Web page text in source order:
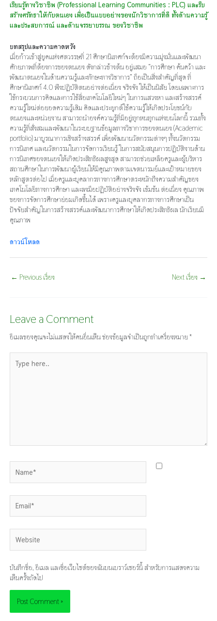
เรียนรู้ทางวิชาชีพ (Professional Learning Communities : PLC) และรีบ
สร้างศรัทธาให้กับตนเอง เพื่อเป็นแบบอย่างของนักวิชาการที่ดี ทั้งด้านความรู้
และประสบการณ์ และด้านจรรยาบรรณ ของวิชาชีพ
บทสรุปและความคาดหวัง
เมื่อก้าวเข้าสู่ยุคแห่งศตวรรษที่ 21 ศึกษานิเทศก์จะต้องมีความมุ่งมั่นและพัฒนา
ศักยภาพที่ต้องการของตนเอง ดังกล่าวข้างต้น อยู่เสมอ “การศึกษา ค้นคว้า และ
พัฒนาตนเองในด้านความรู้และทักษะทางวิชาการ” ถือเป็นสิ่งสำคัญที่สุด ที่
ศึกษานิเทศก์ 4.0 พึงปฏิบัติตนอย่างต่อเนื่อง จริงจัง ให้เป็นนิสัย โดยเฉพาะการ
ใช้กระบวนการคิดและการใช้สื่อเทคโนโลยีใหม่ๆ ในการแสวงหา และสร้างสรรค์
ความรู้ใหม่ต่อยอดความรู้เดิม คิดและประยุกต์ใช้ความรู้ให้เกิดประโยชน์กับ
ตนเองและหน่วยงาน สามารถนำองค์ความรู้ที่มีอยู่ทุกหนทุกแห่งบนโลกนี้ รวมทั้ง
ความรู้ที่สั่งสมและพัฒนาในระบบฐานข้อมูลทางวิชาการของตนเอง (Academic
portfolio) มาบูรณาการเชิงสร้างสรรค์ เพื่อพัฒนานวัตกรรมต่างๆ ทั้งนวัตกรรม
การนิเทศ และนวัตกรรมในการจัดการเรียนรู้ ในการสนับสนุนการปฏิบัติงานด้าน
การนิเทศของตนเองให้เกิดประสิทธิผลสูงสุด สามารถช่วยเหลือครูและผู้บริหาร
สถานศึกษาในการพัฒนาผู้เรียนให้มีคุณภาพตามเจตนารมย์และเป้าหมายของ
หลักสูตรต่อไป เมื่อครูและบุคลากรทางการศึกษาตระหนักถึงความสำคัญของ
เทคโนโลยีทางการศึกษา และลงมือปฏิบัติอย่างจริงจัง เข้มข้น ต่อเนื่อง คุณภาพ
ของการจัดการศึกษาย่อมเกิดขึ้นได้ เพราะครูและบุคลากรทางการศึกษาเป็น
ปัจจัยสำคัญในการสร้างสรรค์และพัฒนาการศึกษาให้เกิดประสิทธิผล นักเรียนมี
คุณภาพ
ดาวน์โหลด
← Previous เรื่อง Next เรื่อง →
Leave a Comment
อีเมลของคุณจะไม่แสดงให้คนอื่นเห็นช่องข้อมูลจำเป็นถูกทำเครื่องหมาย *
here..
บันทึกชื่อ, อีเมล และชื่อเว็บไซต์ของฉันบนเบราว์เซอร์นี้ สำหรับการแสดงความ
เห็นครั้งถัดไป